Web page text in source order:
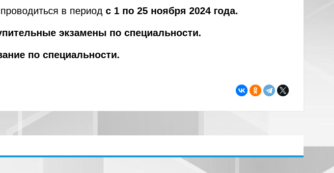
в период с 1 по 25 ноября 2024 года.
экзамены по специальности.
по специальности.